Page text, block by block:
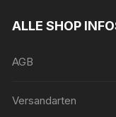
ALLE SHOP
AGB
Versandarten